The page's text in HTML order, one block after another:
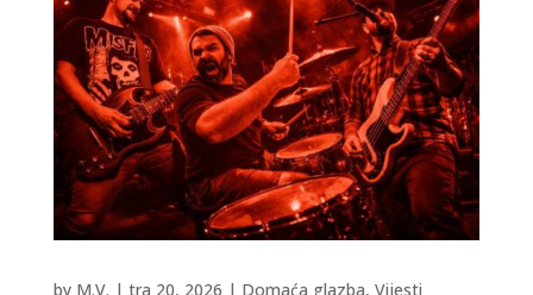
by M.V. | tra 20, 2026 | Domaća glazba, Vijesti